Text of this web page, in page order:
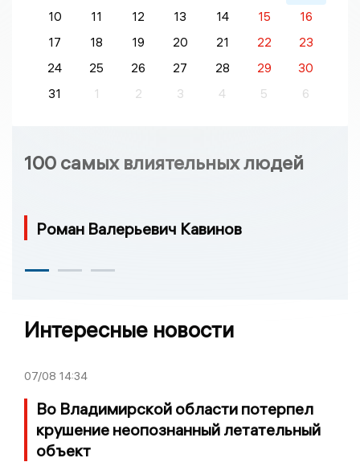
10
11 12 13 14 15
16
17
18 19 20 21 22
23
24
25 26 27 28 29
30
31
1 2 3 4 5 6
100 самых влиятельных людей
Роман Валерьевич Кавинов
Интересные новости
07/08 14:34
Во Владимирской области потерпел
крушение неопознанный летательный
объект